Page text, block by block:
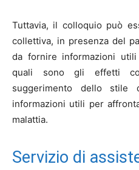
Tuttavia, il colloquio può
collettiva, in presenza del
da fornire informazioni
quali sono gli effetti
suggerimento dello
informazioni utili per
malattia.
Servizio di